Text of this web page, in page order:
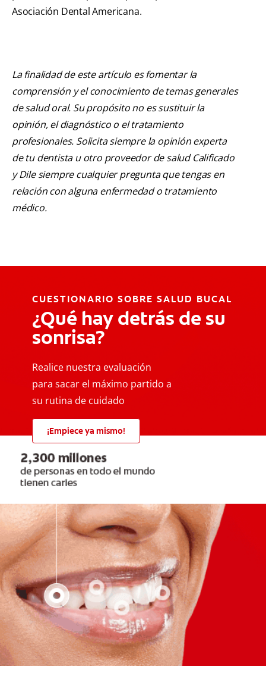
Asociación Dental Americana.
La finalidad de este artículo es fomentar la
comprensión y el conocimiento de temas generales
de salud oral. Su propósito no es sustituir la
opinión, el diagnóstico o el tratamiento
profesionales. Solicita siempre la opinión experta
de tu dentista u otro proveedor de salud Calificado
y Dile siempre cualquier pregunta que tengas en
relación con alguna enfermedad o tratamiento
médico.
CUESTIONARIO SOBRE SALUD BUCAL
¿Qué hay detrás de su
sonrisa?
Realice nuestra evaluación
para sacar el máximo partido a
su rutina de cuidado
¡Empiece ya mismo!